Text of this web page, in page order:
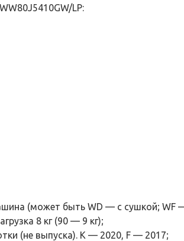
LP:
(может быть WD — с сушкой; WF
8 кг (90 — 9 кг);
(не выпуска). К — 2020, F — 2017;